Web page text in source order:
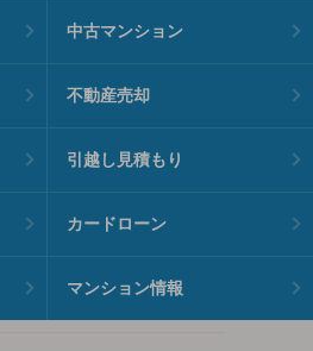
中古マンション
不動産売却
引越し見積もり
カードローン
マンション情報